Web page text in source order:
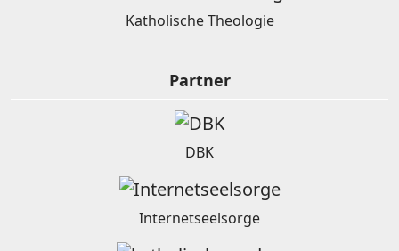
Katholische Theologie
Partner
DBK
Internetseelsorge